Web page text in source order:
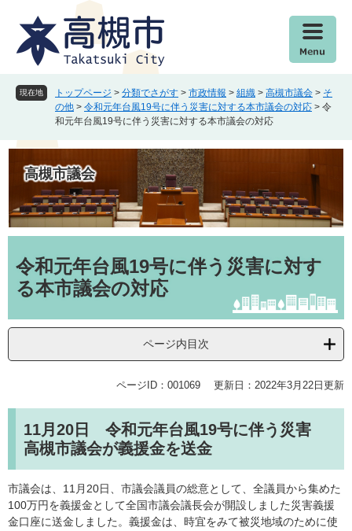
現在地 トップページ > 分類でさがす > 市政情報 > 組織 > 高槻市議会 > そ
の他 > 令和元年台風19号に伴う災害に対する本市議会の対応 > 令
和元年台風19号に伴う災害に対する本市議会の対応
高槻市議会
令和元年台風19号に伴う災害に対す
る本市議会の対応
ページ内目次
ページID：001069 更新日：2022年3月22日更新
11月20日 令和元年台風19号に伴う災害
高槻市議会が義援金を送金
市議会は、11月20日、市議会議員の総意として、全議員から集めた
100万円を義援金として全国市議会議長会が開設しました災害義援
金口座に送金しました。義援金は、時宜をみて被災地域のために使